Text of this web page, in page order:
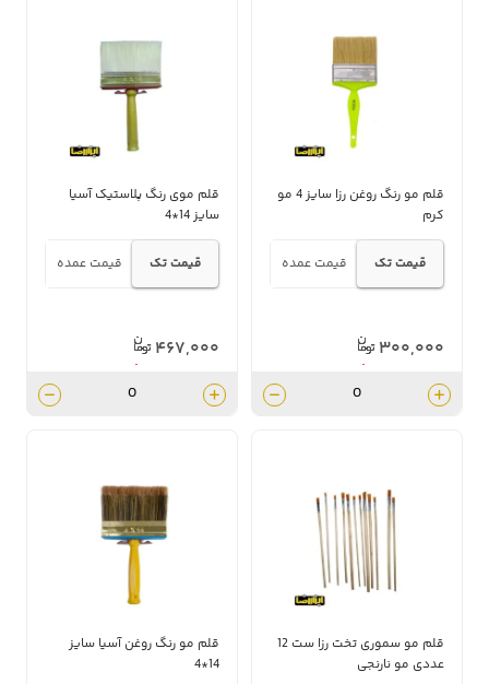
قلم مو رنگ روغن رزا سایز 4 مو
کرم
قیمت تک قیمت عمده
۳۰۰,۰۰۰
۲۷۰,۰۰۰
قلم موی رنگ پلاستیک آسیا
سایز 14*4
قیمت تک قیمت عمده
۴۶۷,۰۰۰
۴۲۰,۳۰۰
قلم مو سموری تخت رزا ست 12
عددی مو نارنجی
قلم مو رنگ روغن آسیا سایز
14*4